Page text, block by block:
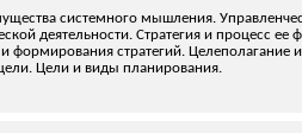
системного мышления.
деятельности. Стратегия и процесс
формирования стратегий. Целеполагание
Цели и виды планирования.